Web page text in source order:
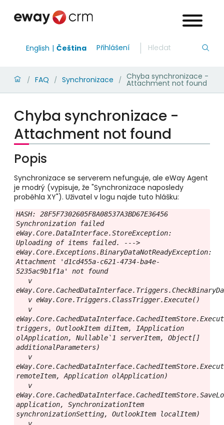
English Čeština Přihlášení
/ FAQ / Synchronizace / Chyba synchronizace -
Attachment not found
Chyba synchronizace -
Attachment not found
Popis
Synchronizace se serverem nefunguje, ale eWay Agent
je modrý (vypisuje, že "Synchronizace naposledy
proběhla XY"). Uživatel v logu najde tuto hlášku:
HASH: 28F5F7302605F8A08537A3BD67E36456
Synchronization failed
eWay.Core.DataInterface.StoreException:
Uploading of items failed. --->
eWay.Core.Exceptions.BinaryDataNotReadyException:
Attachment 'd1cd455a-c621-4734-ba4e-
5235ac9b1f1a' not found
triggers, OutlookItem diItem, IApplication
olApplication, Nullable`1 serverItem, Object[]
additionalParameters)
remoteItem, Application olApplication)
application, SynchronizationItem
synchronizationSetting, OutlookItem localItem)